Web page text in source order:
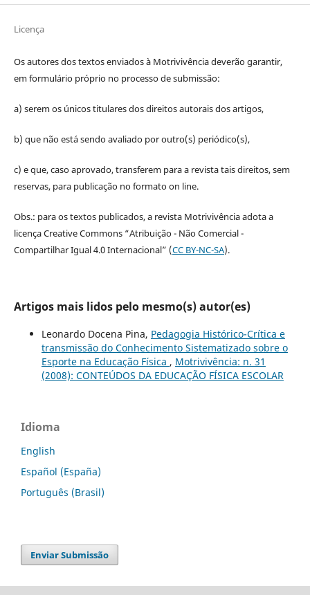
Licença
Os autores dos textos enviados à Motrivivência deverão garantir,
em formulário próprio no processo de submissão:
a) serem os únicos titulares dos direitos autorais dos artigos,
b) que não está sendo avaliado por outro(s) periódico(s),
c) e que, caso aprovado, transferem para a revista tais direitos, sem
reservas, para publicação no formato on line.
Obs.: para os textos publicados, a revista Motrivivência adota a
licença Creative Commons “Atribuição - Não Comercial -
Compartilhar Igual 4.0 Internacional” (CC BY-NC-SA).
Artigos mais lidos pelo mesmo(s) autor(es)
Leonardo Docena Pina, Pedagogia Histórico-Crítica e
transmissão do Conhecimento Sistematizado sobre o
Esporte na Educação Física , Motrivivência: n. 31
(2008): CONTEÚDOS DA EDUCAÇÃO FÍSICA ESCOLAR
Idioma
English
Español (España)
Português (Brasil)
Enviar Submissão